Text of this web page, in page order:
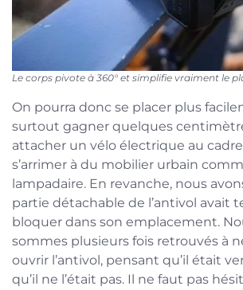
Le corps pivote à 360° et simplifie vraiment le
On pourra donc se placer plus
surtout gagner quelques
attacher un vélo électrique au
s’arrimer à du mobilier urbain
lampadaire. En revanche, nous
partie détachable de l’antivol avait
bloquer dans son emplacement.
sommes plusieurs fois retrouvés à
ouvrir l’antivol, pensant qu’il était
qu’il ne l’était pas. Il ne faut pas